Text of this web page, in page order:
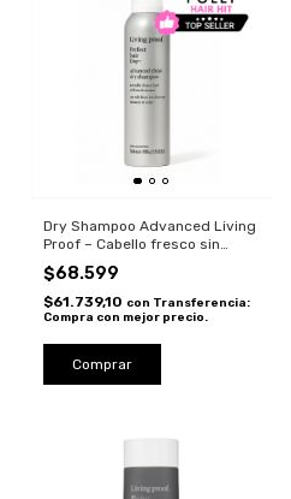
Dry Shampoo Advanced Living
Proof – Cabello fresco sin
$68.599
$61.739,10 con Transferencia:
Compra con mejor precio.